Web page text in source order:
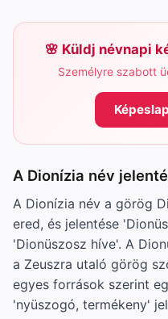
Küldj névnapi
Személyre szabott
A Dionízia név
A Dionízia név a görög
ered, és jelentése
'Dionüszosz híve'. A
a Zeuszra utaló görög
egyes források szerint
'nyüszogó, termékeny'